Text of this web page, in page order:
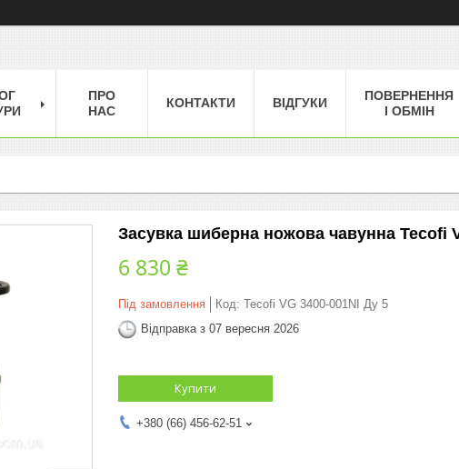
ПРО
НАС
КОНТАКТИ ВІДГУКИ
ПОВЕРНЕННЯ
І ОБМІН
Засувка шиберна ножова чавунна Tecofi
6 830 ₴
Під замовлення Код: Tecofi VG 3400-001NI Ду 5
Відправка з 07 вересня 2026
Купити
+380 (66) 456-62-51